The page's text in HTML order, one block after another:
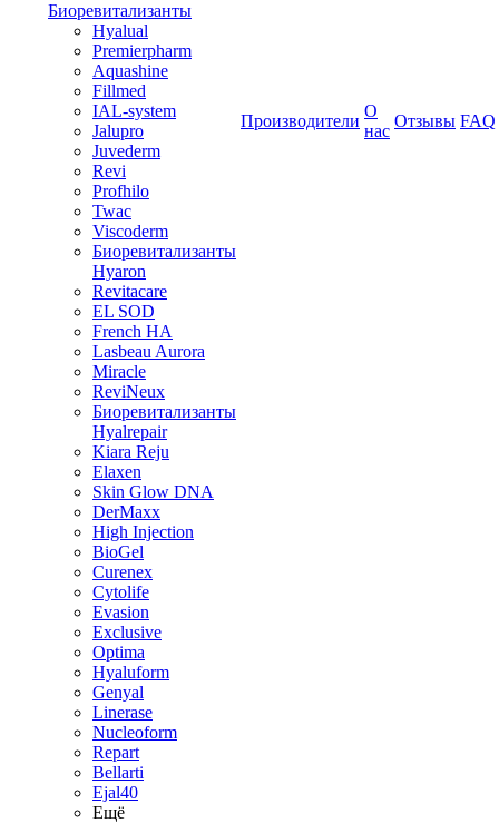
Биоревитализанты
Hyalual
Premierpharm
Aquashine
Fillmed
IAL-system
Jalupro
Juvederm
Revi
Profhilo
Twac
Viscoderm
Биоревитализанты
Hyaron
Revitacare
EL SOD
French HA
Lasbeau Aurora
Miracle
ReviNeux
Биоревитализанты
Hyalrepair
Kiara Reju
Elaxen
Skin Glow DNA
DerMaxx
High Injection
BioGel
Curenex
Cytolife
Evasion
Exclusive
Optima
Hyaluform
Genyal
Linerase
Nucleoform
Repart
Bellarti
Ejal40
Ещё
Производители
О
нас
Отзывы FAQ